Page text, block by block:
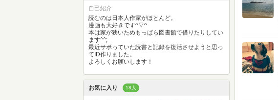
自己紹介
読むのは日本人作家がほとんど。
漫画も大好きです^▽^
本は家が狭いためもっぱら図書館で借りたりしてい
ます^^;
最近サボっていた読書と記録を復活させようと思っ
てID作りました。
よろしくお願いします！
お気に入り 18人